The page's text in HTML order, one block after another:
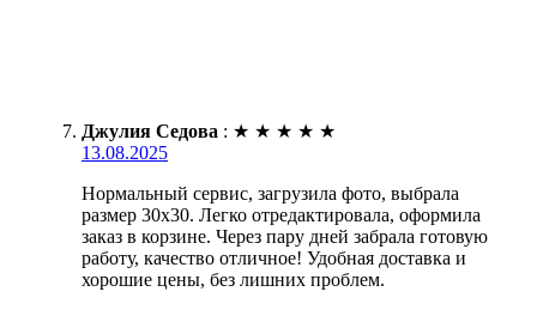
Джулия Седова : ★ ★ ★ ★ ★
13.08.2025
Нормальный сервис, загрузила фото, выбрала
размер 30х30. Легко отредактировала, оформила
заказ в корзине. Через пару дней забрала готовую
работу, качество отличное! Удобная доставка и
хорошие цены, без лишних проблем.